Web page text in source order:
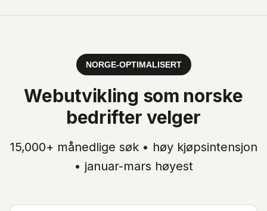
NORGE-OPTIMALISERT
Webutvikling som norske
bedrifter velger
15,000+ månedlige søk • høykjøpsintensjon
• januar-mars høyest